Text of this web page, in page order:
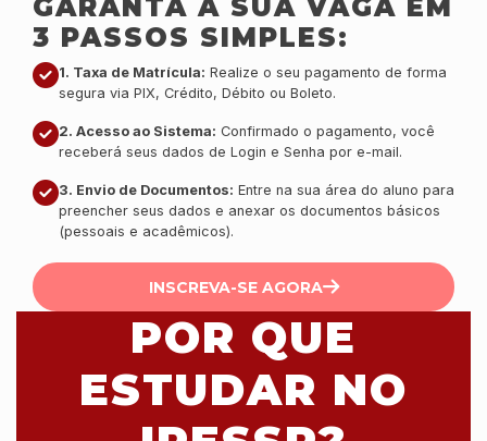
GARANTA A SUA VAGA EM
3 PASSOS SIMPLES:
1. Taxa de Matrícula: Realize o seu pagamento de forma
segura via PIX, Crédito, Débito ou Boleto.
2. Acesso ao Sistema: Confirmado o pagamento, você
receberá seus dados de Login e Senha por e-mail.
3. Envio de Documentos: Entre na sua área do aluno para
preencher seus dados e anexar os documentos básicos
(pessoais e acadêmicos).
INSCREVA-SE AGORA
POR QUE
ESTUDAR NO